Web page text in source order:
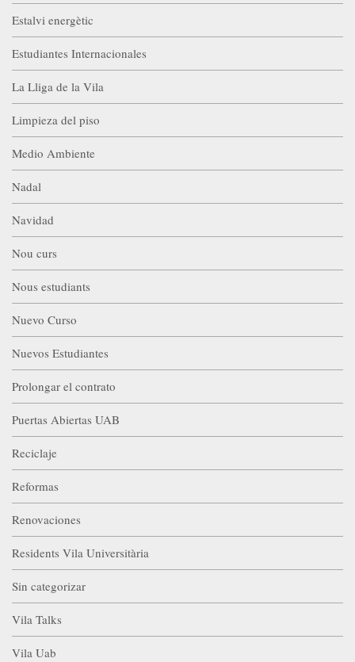
Estalvi energètic
Estudiantes Internacionales
La Lliga de la Vila
Limpieza del piso
Medio Ambiente
Nadal
Navidad
Nou curs
Nous estudiants
Nuevo Curso
Nuevos Estudiantes
Prolongar el contrato
Puertas Abiertas UAB
Reciclaje
Reformas
Renovaciones
Residents Vila Universitària
Sin categorizar
Vila Talks
Vila Uab